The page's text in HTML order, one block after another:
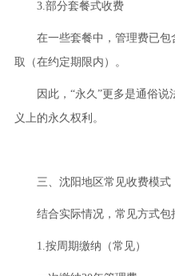
3.部分套餐式收费
在一些套餐中，管理费已
取（在约定期限内）。
因此，“永久”更多是通俗
义上的永久权利。
三、沈阳地区常见收费模式
结合实际情况，常见方式包
1.按周期缴纳（常见）